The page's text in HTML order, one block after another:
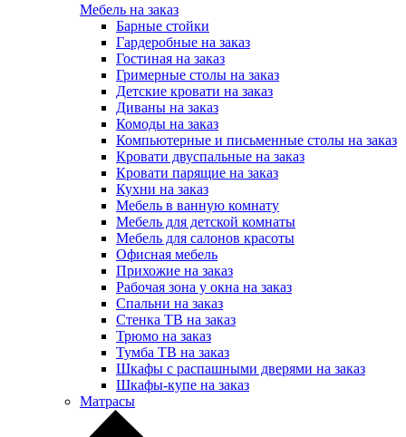
Мебель на заказ
Барные стойки
Гардеробные на заказ
Гостиная на заказ
Гримерные столы на заказ
Детские кровати на заказ
Диваны на заказ
Комоды на заказ
Компьютерные и письменные столы на заказ
Кровати двуспальные на заказ
Кровати парящие на заказ
Кухни на заказ
Мебель в ванную комнату
Мебель для детской комнаты
Мебель для салонов красоты
Офисная мебель
Прихожие на заказ
Рабочая зона у окна на заказ
Спальни на заказ
Стенка ТВ на заказ
Трюмо на заказ
Тумба ТВ на заказ
Шкафы с распашными дверями на заказ
Шкафы-купе на заказ
Матрасы